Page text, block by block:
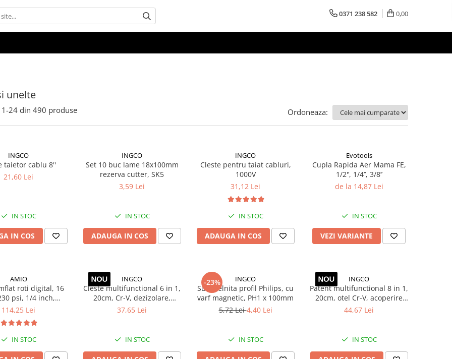
0371 238 582 0,00
unelte
1-24 din 490 produse Ordoneaza:
INGCO
taietor cablu 8''
21,60 Lei
IN STOC
IN COS
INGCO
Set 10 buc lame 18x100mm
rezerva cutter, SK5
3,59 Lei
IN STOC
ADAUGA IN COS
INGCO
Cleste pentru taiat cabluri,
1000V
31,12 Lei
IN STOC
ADAUGA IN COS
Evotools
Cupla Rapida Aer Mama FE,
1/2'’, 1/4’’, 3/8’’
de la 14,87 Lei
IN STOC
VEZI VARIANTE
AMIO
roti digital, 16
psi, 1/4 inch,
aer pentru
114,25 Lei
IN STOC
INGCO
Cleste multifunctional 6 in 1,
20cm, Cr-V, dezizolare,
sertizare, taiere cabluri
37,65 Lei
IN STOC
-23% INGCO
Surubelnita profil Philips, cu
varf magnetic, PH1 x 100mm
5,72 Lei4,40 Lei
IN STOC
INGCO
Patent multifunctional 8 in 1,
20cm, otel Cr-V, acoperire
teflon, maner TPR ergonomic
44,67 Lei
IN STOC